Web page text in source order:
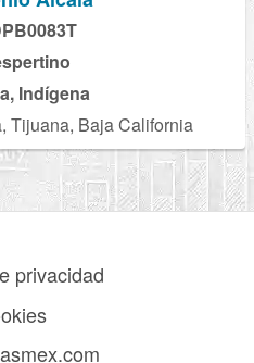
Indígena
Tijuana, Baja California
privacidad